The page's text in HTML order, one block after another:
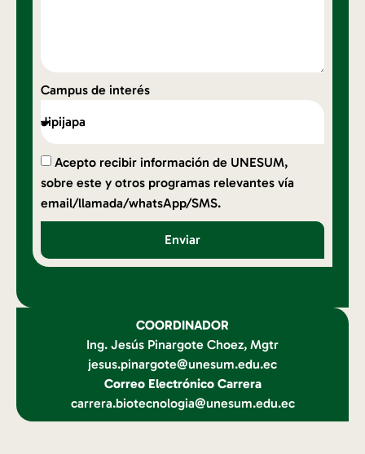
Campus de interés
Acepto recibir información de UNESUM,
sobre este y otros programas relevantes vía
email/llamada/whatsApp/SMS.
Enviar
COORDINADOR
Ing. Jesús Pinargote Choez, Mgtr
jesus.pinargote@unesum.edu.ec
Correo Electrónico Carrera
carrera.biotecnologia@unesum.edu.ec